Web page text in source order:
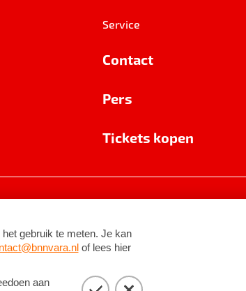
Service
Contact
Pers
Tickets kopen